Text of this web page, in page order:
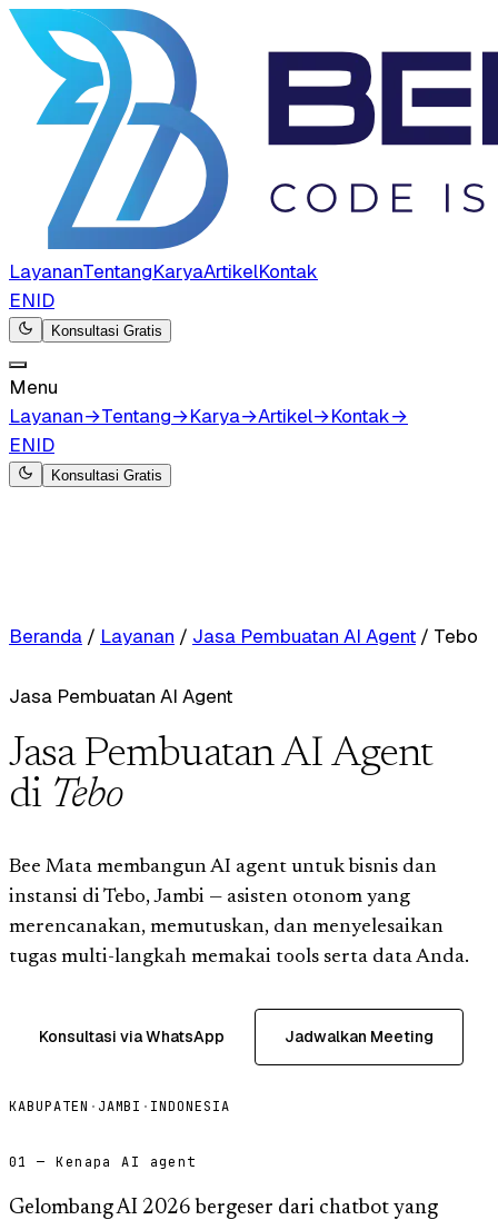
LayananTentangKaryaArtikelKontak
ENID
Konsultasi Gratis
Menu
Layanan→Tentang→Karya→Artikel→Kontak→
ENID
Konsultasi Gratis
Beranda / Layanan / Jasa Pembuatan AI Agent / Tebo
Jasa Pembuatan AI Agent
Jasa Pembuatan AI Agent
di Tebo
Bee Mata membangun AI agent untuk bisnis dan
instansi di Tebo, Jambi — asisten otonom yang
merencanakan, memutuskan, dan menyelesaikan
tugas multi-langkah memakai tools serta data Anda.
Konsultasi via WhatsApp Jadwalkan Meeting
KABUPATEN · JAMBI · INDONESIA
01 — Kenapa AI agent
Gelombang AI 2026 bergeser dari chatbot yang